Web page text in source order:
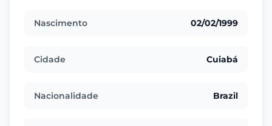
Nascimento 02/02/1999
Cidade Cuiabá
Nacionalidade Brazil